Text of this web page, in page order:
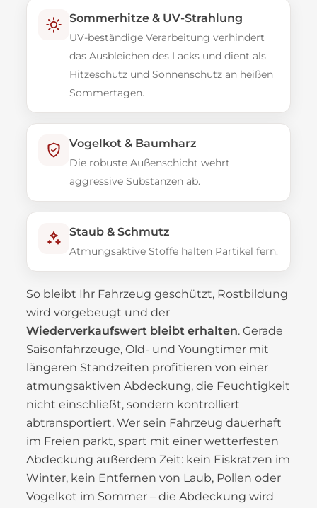
Sommerhitze & UV-Strahlung
UV-beständige Verarbeitung verhindert
das Ausbleichen des Lacks und dient als
Hitzeschutz und Sonnenschutz an heißen
Sommertagen.
Vogelkot & Baumharz
Die robuste Außenschicht wehrt
aggressive Substanzen ab.
Staub & Schmutz
Atmungsaktive Stoffe halten Partikel fern.
So bleibt Ihr Fahrzeug geschützt, Rostbildung
wird vorgebeugt und der
Wiederverkaufswert bleibt erhalten. Gerade
Saisonfahrzeuge, Old- und Youngtimer mit
längeren Standzeiten profitieren von einer
atmungsaktiven Abdeckung, die Feuchtigkeit
nicht einschließt, sondern kontrolliert
abtransportiert. Wer sein Fahrzeug dauerhaft
im Freien parkt, spart mit einer wetterfesten
Abdeckung außerdem Zeit: kein Eiskratzen im
Winter, kein Entfernen von Laub, Pollen oder
Vogelkot im Sommer – die Abdeckung wird